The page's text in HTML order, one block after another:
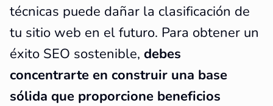
técnicas puede dañar la clasificación de
tu sitio web en el futuro. Para obtener un
éxito SEO sostenible, debes
concentrarte en construir una base
sólida que proporcione beneficios